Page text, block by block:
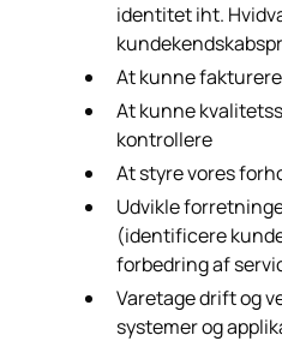
identitet iht.
At kunne
At kunne
kontrollere
At styre vores
Udvikle
(identificere
forbedring af
Varetage drift og
systemer og